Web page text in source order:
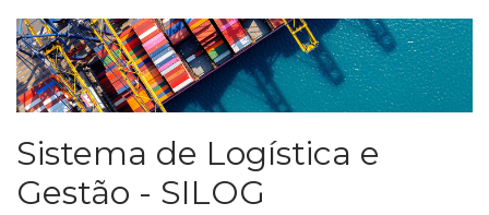
Sistema de Logística e
Gestão - SILOG